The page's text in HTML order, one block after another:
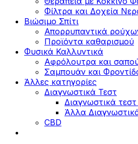
Φίλτρα και Δοχεία
Βιώσιμο Σπίτι
Απορρυπαντικά
Προϊόντα καθαρισμού
Φυσικά Καλλυντικά
Αφρόλουτρα και
Σαμπουάν και
Άλλες κατηγορίες
Διαγνωστικά Τεστ
Διαγνωστικά
Άλλα
CBD